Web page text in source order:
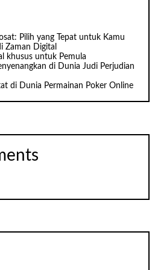
Pilih yang Tepat untuk Kamu
Zaman Digital
khusus untuk Pemula
di Dunia Judi Perjudian
di Dunia Permainan Poker Online